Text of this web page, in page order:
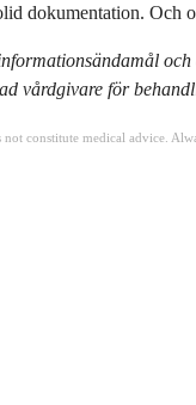
dokumentation.
vårdgivare för
constitute medical advice.